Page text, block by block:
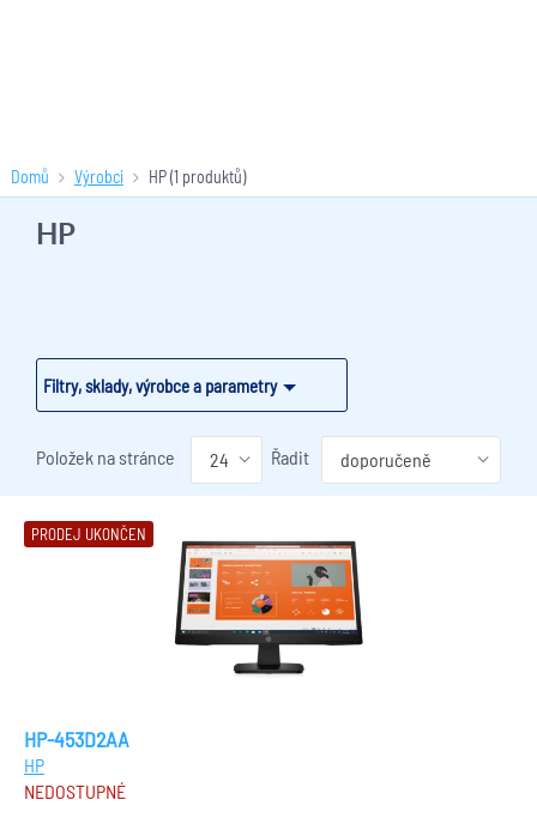
Domů Výrobci HP(1 produktů)
Filtry, sklady, výrobce a parametry
HP
Položek na stránce Řadit
PRODEJ UKONČEN
HP-453D2AA
HP
NEDOSTUPNÉ